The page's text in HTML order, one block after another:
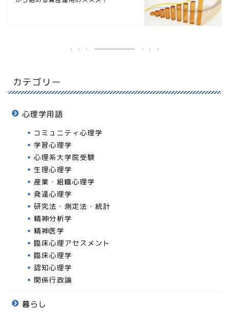
カテゴリー
心理学用語
コミュニティ心理学
学習心理学
心理系大学院受験
生理心理学
産業・組織心理学
発達心理学
研究法・測定法・統計
精神分析学
精神医学
臨床心理アセスメント
臨床心理学
認知心理学
関係行政論
暮らし